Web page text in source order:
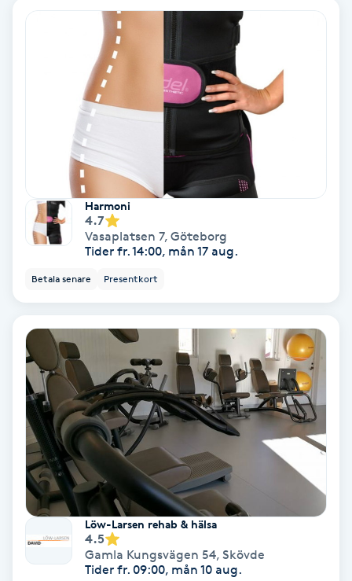
Microshading
Mixfransar
Nagelförlängning
Nagelförlängning akryl
Nagelförlängning gelé
Nagelförlängning glasfiber
Nagelförlängning silke
Nagelförstärkning
Nagelklippning
Harmoni
4.7
Vasaplatsen 7, Göteborg
Tider fr. 14:00, mån 17 aug.
Betala senare Presentkort
Löw-Larsen rehab & hälsa
4.5
Gamla Kungsvägen 54, Skövde
Tider fr. 09:00, mån 10 aug.